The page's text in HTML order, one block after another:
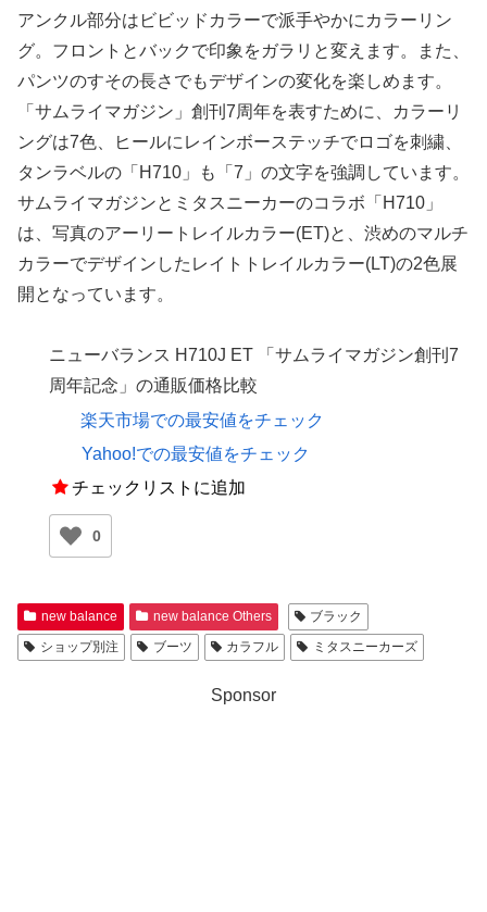
アンクル部分はビビッドカラーで派手やかにカラーリン
グ。フロントとバックで印象をガラリと変えます。また、
パンツのすその長さでもデザインの変化を楽しめます。
「サムライマガジン」創刊7周年を表すために、カラーリ
ングは7色、ヒールにレインボーステッチでロゴを刺繍、
タンラベルの「H710」も「7」の文字を強調しています。
サムライマガジンとミタスニーカーのコラボ「H710」
は、写真のアーリートレイルカラー(ET)と、渋めのマルチ
カラーでデザインしたレイトトレイルカラー(LT)の2色展
開となっています。
ニューバランス H710J ET 「サムライマガジン創刊7
周年記念」の通販価格比較
楽天市場での最安値をチェック
Yahoo!での最安値をチェック
チェックリストに追加
0
new balance new balance Others
ブラック
ショップ別注
ブーツ カラフル ミタスニーカーズ
Sponsor